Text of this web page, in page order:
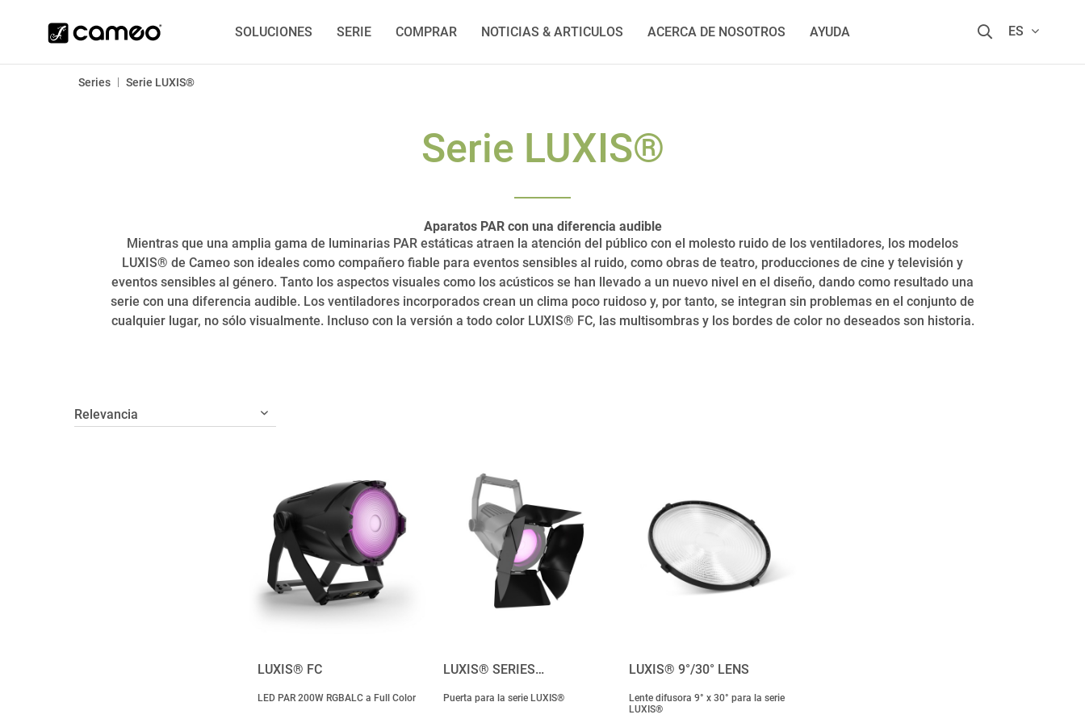
SOLUCIONES SERIE COMPRAR NOTICIAS & ARTICULOS ACERCA DE NOSOTROS AYUDA ES
Series | Serie LUXIS®
Serie LUXIS®
Aparatos PAR con una diferencia audible
Mientras que una amplia gama de luminarias PAR estáticas atraen la atención del público con el molesto ruido de los ventiladores, los modelos
LUXIS® de Cameo son ideales como compañero fiable para eventos sensibles al ruido, como obras de teatro, producciones de cine y televisión y
eventos sensibles al género. Tanto los aspectos visuales como los acústicos se han llevado a un nuevo nivel en el diseño, dando como resultado una
serie con una diferencia audible. Los ventiladores incorporados crean un clima poco ruidoso y, por tanto, se integran sin problemas en el conjunto de
cualquier lugar, no sólo visualmente. Incluso con la versión a todo color LUXIS® FC, las multisombras y los bordes de color no deseados son historia.
LUXIS® FC
LED PAR 200W RGBALC a Full Color
LUXIS® SERIES…
Puerta para la serie LUXIS®
LUXIS® 9°/30° LENS
Lente difusora 9° x 30° para la serie
LUXIS®